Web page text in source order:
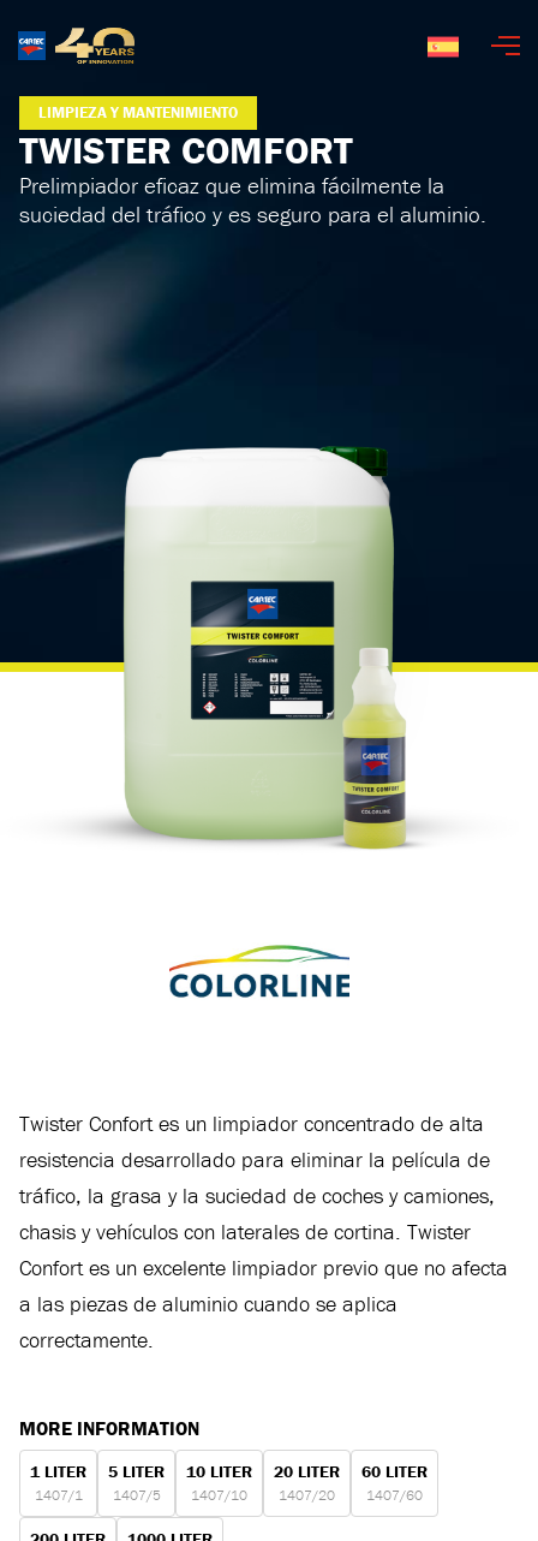
LIMPIEZA Y MANTENIMIENTO
TWISTER COMFORT
Prelimpiador eficaz que elimina fácilmente la
suciedad del tráfico y es seguro para el aluminio.
Twister Confort es un limpiador concentrado de alta
resistencia desarrollado para eliminar la película de
tráfico, la grasa y la suciedad de coches y camiones,
chasis y vehículos con laterales de cortina. Twister
Confort es un excelente limpiador previo que no afecta
a las piezas de aluminio cuando se aplica
correctamente.
MORE INFORMATION
1 LITER
1407/1
5 LITER
1407/5
10 LITER
1407/10
20 LITER
1407/20
60 LITER
1407/60